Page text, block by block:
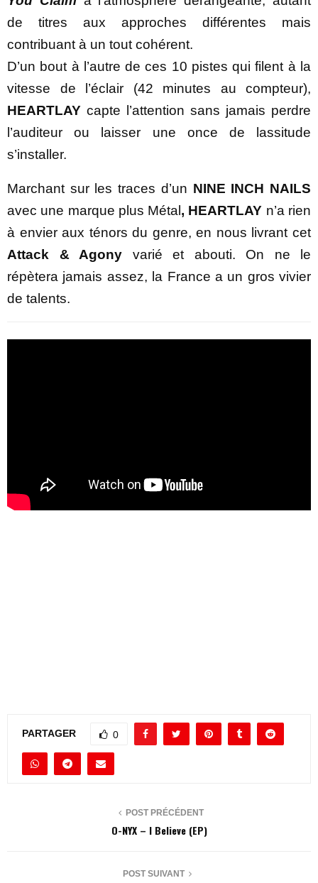
de titres aux approches différentes mais
contribuant à un tout cohérent.
D’un bout à l’autre de ces 10 pistes qui filent à la
vitesse de l’éclair (42 minutes au compteur),
HEARTLAY capte l’attention sans jamais perdre
l’auditeur ou laisser une once de lassitude
s’installer.
Marchant sur les traces d’un NINE INCH NAILS
avec une marque plus Métal, HEARTLAY n’a rien
à envier aux ténors du genre, en nous livrant cet
Attack & Agony varié et abouti. On ne le
répètera jamais assez, la France a un gros vivier
de talents.
PARTAGER 0
POST PRÉCÉDENT
O-NYX – I Believe (EP)
POST SUIVANT